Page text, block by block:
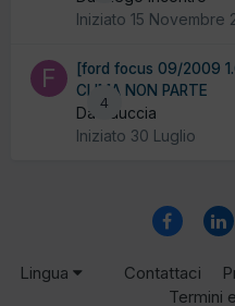
Iniziato 15 Novembre
4
[ford focus 09/2009
CLIMA NON PARTE
Da fiduccia
Iniziato 30 Luglio
Lingua Contattaci
Termini